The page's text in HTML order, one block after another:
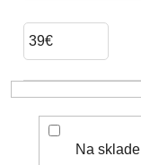
U
39€
Na sklade